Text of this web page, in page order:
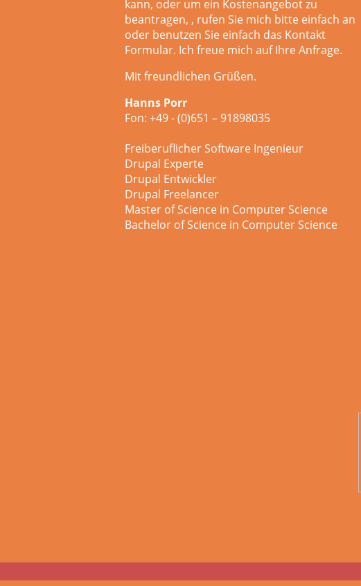
kann, oder um ein Kostenangebot zu
beantragen, , rufen Sie mich bitte einfach an
oder benutzen Sie einfach das Kontakt
Formular. Ich freue mich auf Ihre Anfrage.
Mit freundlichen Grüßen.
Hanns Porr
Fon: +49 - (0)651 – 91898035
Freiberuflicher Software Ingenieur
Drupal Experte
Drupal Entwickler
Drupal Freelancer
Master of Science in Computer Science
Bachelor of Science in Computer Science